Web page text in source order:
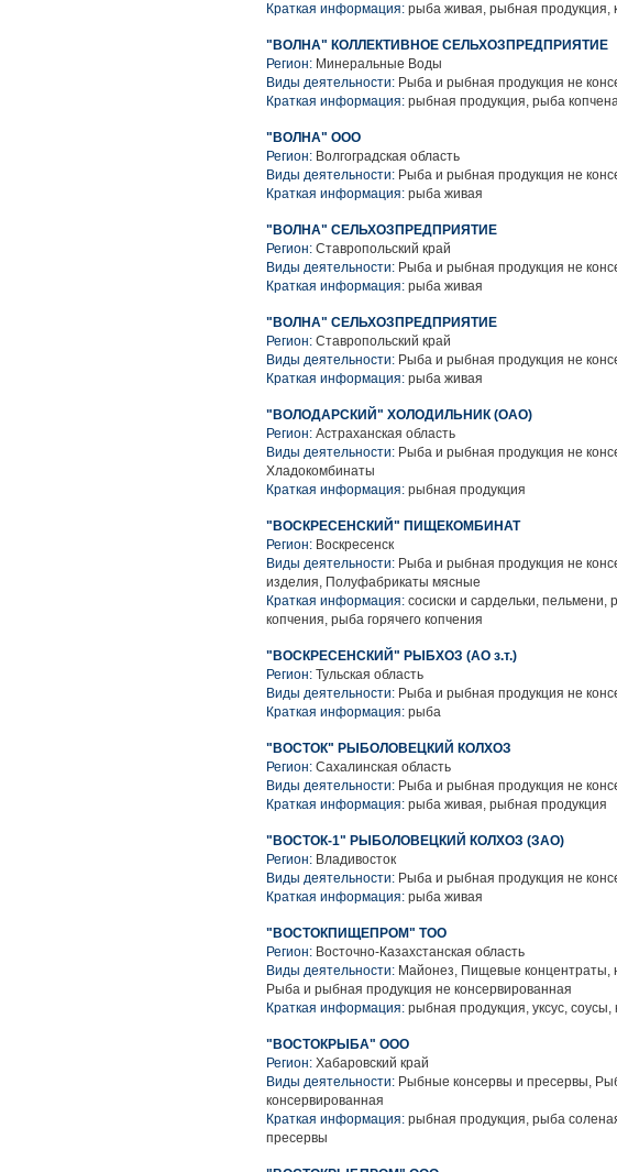
Краткая информация: рыба живая, рыбная продукция,
"ВОЛНА" КОЛЛЕКТИВНОЕ СЕЛЬХОЗПРЕДПРИЯТИЕ
Регион: Минеральные Воды
Виды деятельности: Рыба и рыбная продукция не
Краткая информация: рыбная продукция, рыба
"ВОЛНА" ООО
Регион: Волгоградская область
Виды деятельности: Рыба и рыбная продукция не
Краткая информация: рыба живая
"ВОЛНА" СЕЛЬХОЗПРЕДПРИЯТИЕ
Регион: Ставропольский край
Виды деятельности: Рыба и рыбная продукция не
Краткая информация: рыба живая
"ВОЛНА" СЕЛЬХОЗПРЕДПРИЯТИЕ
Регион: Ставропольский край
Виды деятельности: Рыба и рыбная продукция не
Краткая информация: рыба живая
"ВОЛОДАРСКИЙ" ХОЛОДИЛЬНИК (ОАО)
Регион: Астраханская область
Виды деятельности: Рыба и рыбная продукция не
Хладокомбинаты
Краткая информация: рыбная продукция
"ВОСКРЕСЕНСКИЙ" ПИЩЕКОМБИНАТ
Регион: Воскресенск
Виды деятельности: Рыба и рыбная продукция не
изделия, Полуфабрикаты мясные
Краткая информация: сосиски и сардельки,
копчения, рыба горячего копчения
"ВОСКРЕСЕНСКИЙ" РЫБХОЗ (АО з.т.)
Регион: Тульская область
Виды деятельности: Рыба и рыбная продукция не
Краткая информация: рыба
"ВОСТОК" РЫБОЛОВЕЦКИЙ КОЛХОЗ
Регион: Сахалинская область
Виды деятельности: Рыба и рыбная продукция не
Краткая информация: рыба живая, рыбная продукция
"ВОСТОК-1" РЫБОЛОВЕЦКИЙ КОЛХОЗ (ЗАО)
Регион: Владивосток
Виды деятельности: Рыба и рыбная продукция не
Краткая информация: рыба живая
"ВОСТОКПИЩЕПРОМ" ТОО
Регион: Восточно-Казахстанская область
Виды деятельности: Майонез, Пищевые концентраты,
Рыба и рыбная продукция не консервированная
Краткая информация: рыбная продукция, уксус, соусы,
"ВОСТОКРЫБА" ООО
Регион: Хабаровский край
Виды деятельности: Рыбные консервы и пресервы,
консервированная
Краткая информация: рыбная продукция, рыба
пресервы